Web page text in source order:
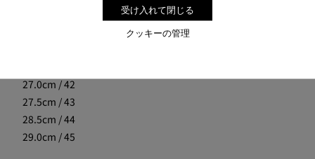
クッキーの管理
受け入れて閉じる
27.0cm / 42
27.5cm / 43
28.5cm / 44
29.0cm / 45